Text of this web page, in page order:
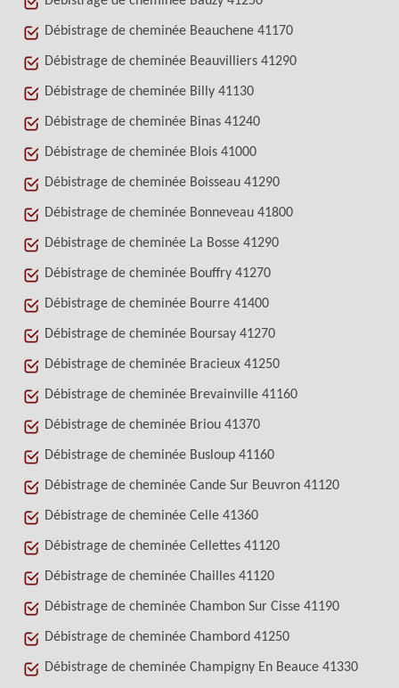
Débistrage de cheminée Beauchene 41170
Débistrage de cheminée Beauvilliers 41290
Débistrage de cheminée Billy 41130
Débistrage de cheminée Binas 41240
Débistrage de cheminée Blois 41000
Débistrage de cheminée Boisseau 41290
Débistrage de cheminée Bonneveau 41800
Débistrage de cheminée La Bosse 41290
Débistrage de cheminée Bouffry 41270
Débistrage de cheminée Bourre 41400
Débistrage de cheminée Boursay 41270
Débistrage de cheminée Bracieux 41250
Débistrage de cheminée Brevainville 41160
Débistrage de cheminée Briou 41370
Débistrage de cheminée Busloup 41160
Débistrage de cheminée Cande Sur Beuvron 41120
Débistrage de cheminée Celle 41360
Débistrage de cheminée Cellettes 41120
Débistrage de cheminée Chailles 41120
Débistrage de cheminée Chambon Sur Cisse 41190
Débistrage de cheminée Chambord 41250
Débistrage de cheminée Champigny En Beauce 41330